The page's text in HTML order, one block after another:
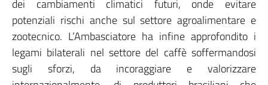
dei cambiamenti climatici futuri, onde evitare
potenziali rischi anche sul settore agroalimentare e
zootecnico. L’Ambasciatore ha infine approfondito i
legami bilaterali nel settore del caffè soffermandosi
sugli sforzi, da incoraggiare e valorizzare